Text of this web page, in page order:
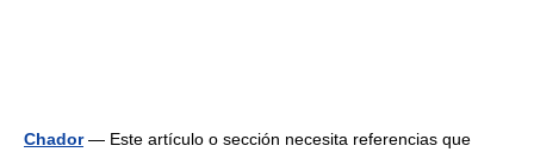
Chador— Este artículo o sección necesita referencias que